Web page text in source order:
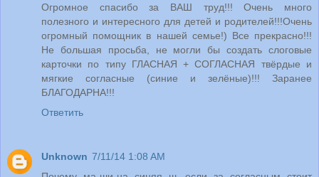
Огромное спасибо за ВАШ труд!!! Очень много
полезного и интересного для детей и родителей!!!Очень
огромный помощник в нашей семье!) Все прекрасно!!!
Не большая просьба, не могли бы создать слоговые
карточки по типу ГЛАСНАЯ + СОГЛАСНАЯ твёрдые и
мягкие согласные (синие и зелёные)!!! Заранее
БЛАГОДАРНА!!!
Ответить
Unknown 7/11/14 1:08 AM